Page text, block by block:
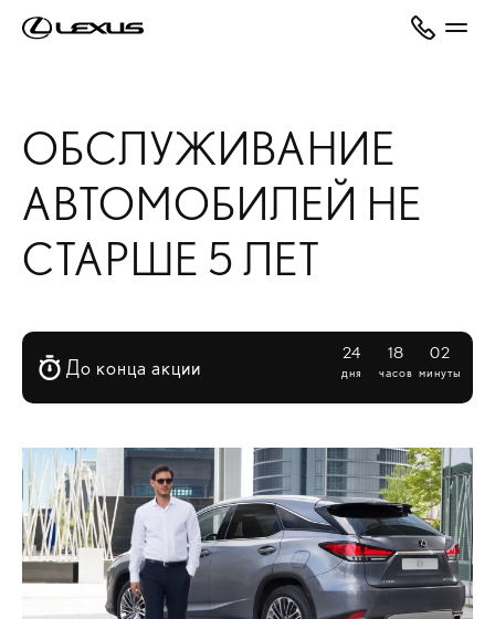
ОБСЛУЖИВАНИЕ
АВТОМОБИЛЕЙ НЕ
СТАРШЕ 5 ЛЕТ
До конца акции
24 18 02